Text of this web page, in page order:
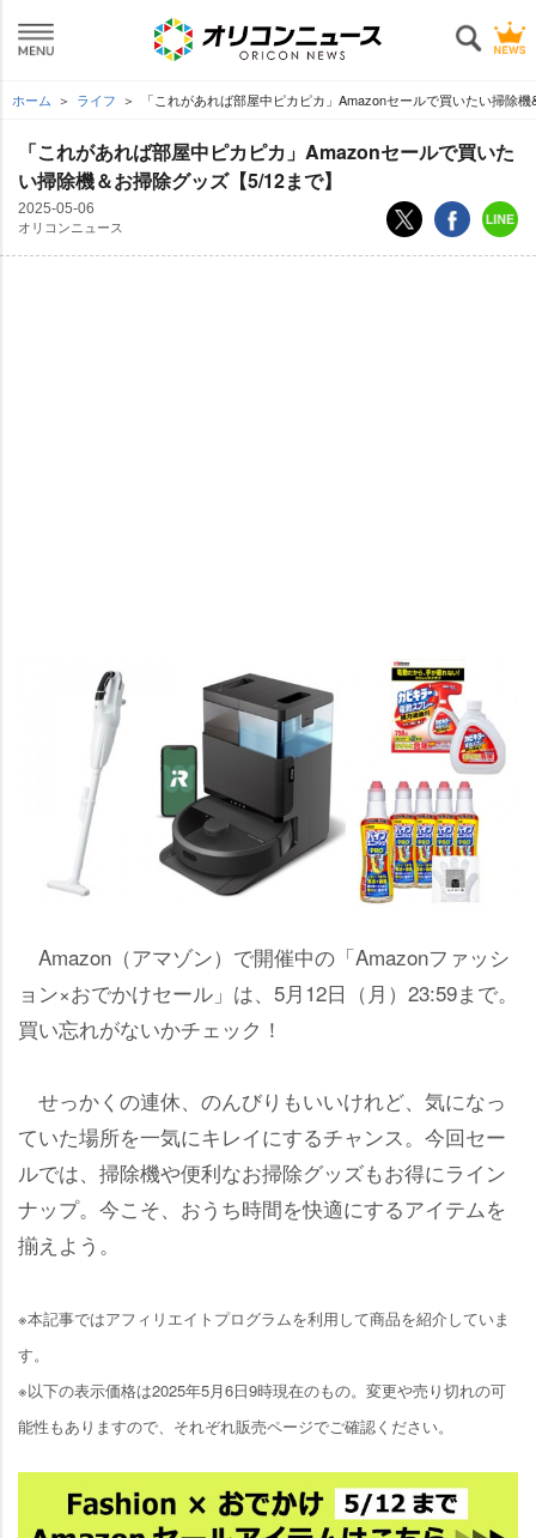
ホーム ライフ 「これがあれば部屋中ピカピカ」Amazonセールで買いたい掃除
「これがあれば部屋中ピカピカ」Amazonセールで買いた
い掃除機＆お掃除グッズ【5/12まで】
2025-05-06
オリコンニュース
Amazon（アマゾン）で開催中の「Amazonファッシ
ョン×おでかけセール」は、5月12日（月）23:59まで。
買い忘れがないかチェック！
せっかくの連休、のんびりもいいけれど、気になっ
ていた場所を一気にキレイにするチャンス。今回セー
ルでは、掃除機や便利なお掃除グッズもお得にライン
ナップ。今こそ、おうち時間を快適にするアイテムを
揃えよう。
※本記事ではアフィリエイトプログラムを利用して商品を紹介していま
す。
※以下の表示価格は2025年5月6日9時現在のもの。変更や売り切れの可
能性もありますので、それぞれ販売ページでご確認ください。